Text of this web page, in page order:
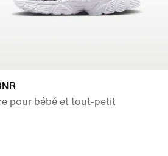
pour bébé et tout-petit